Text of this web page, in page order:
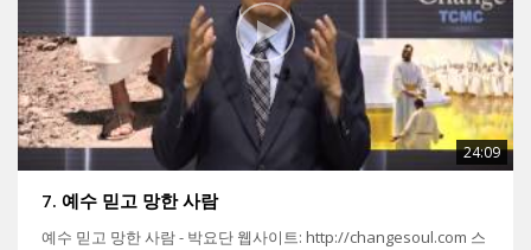
24:09
7. 예수 믿고 망한 사람
예수 믿고 망한 사람 - 박요단 웹사이트: http://changesoul.com 스